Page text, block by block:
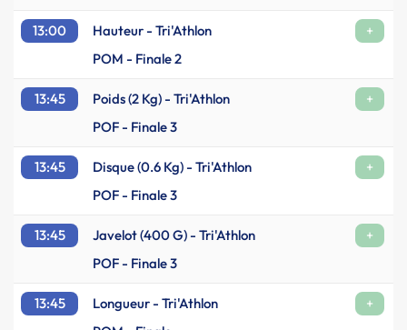
13:00 Hauteur - Tri'Athlon
+
POM - Finale 2
13:45 Poids (2 Kg) - Tri'Athlon
+
POF - Finale 3
13:45 Disque (0.6 Kg) - Tri'Athlon
+
POF - Finale 3
13:45 Javelot (400 G) - Tri'Athlon
+
POF - Finale 3
13:45 Longueur - Tri'Athlon
+